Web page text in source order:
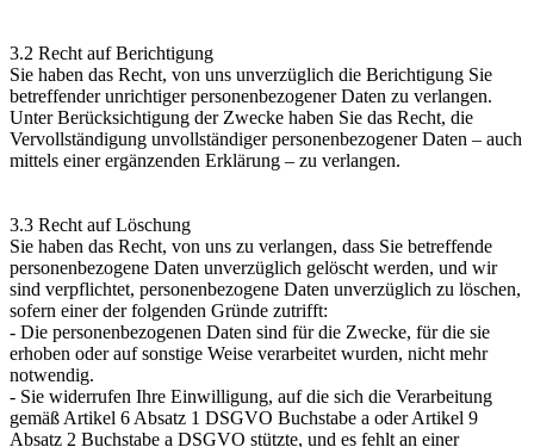
3.2 Recht auf Berichtigung
Sie haben das Recht, von uns unverzüglich die Berichtigung Sie
betreffender unrichtiger personenbezogener Daten zu verlangen.
Unter Berücksichtigung der Zwecke haben Sie das Recht, die
Vervollständigung unvollständiger personenbezogener Daten – auch
mittels einer ergänzenden Erklärung – zu verlangen.
3.3 Recht auf Löschung
Sie haben das Recht, von uns zu verlangen, dass Sie betreffende
personenbezogene Daten unverzüglich gelöscht werden, und wir
sind verpflichtet, personenbezogene Daten unverzüglich zu löschen,
sofern einer der folgenden Gründe zutrifft:
- Die personenbezogenen Daten sind für die Zwecke, für die sie
erhoben oder auf sonstige Weise verarbeitet wurden, nicht mehr
notwendig.
- Sie widerrufen Ihre Einwilligung, auf die sich die Verarbeitung
gemäß Artikel 6 Absatz 1 DSGVO Buchstabe a oder Artikel 9
Absatz 2 Buchstabe a DSGVO stützte, und es fehlt an einer